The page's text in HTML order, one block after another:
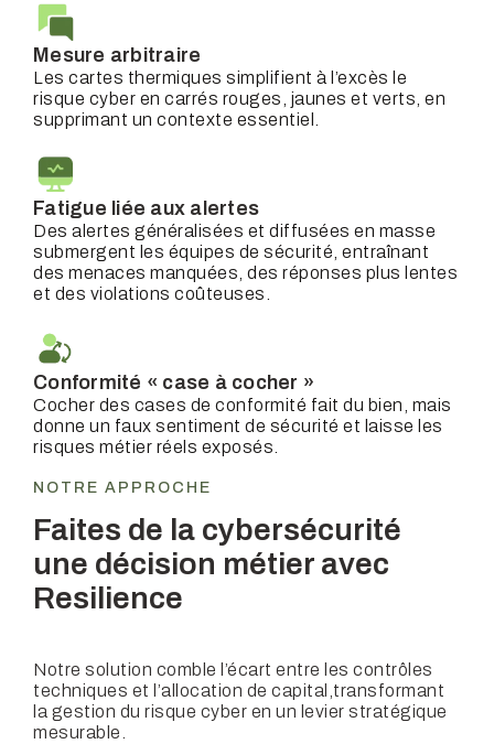
Mesure arbitraire
Les cartes thermiques simplifient à l’excès le
risque cyber en carrés rouges, jaunes et verts, en
supprimant un contexte essentiel.
Fatigue liée aux alertes
Des alertes généralisées et diffusées en masse
submergent les équipes de sécurité, entraînant
des menaces manquées, des réponses plus lentes
et des violations coûteuses.
Conformité « case à cocher »
Cocher des cases de conformité fait du bien, mais
donne un faux sentiment de sécurité et laisse les
risques métier réels exposés.
NOTRE APPROCHE
Faites de la cybersécurité
une décision métier avec
Resilience
Notre solution comble l’écart entre les contrôles
techniques et l’allocation de capital, transformant
la gestion du risque cyber en un levier stratégique
mesurable.